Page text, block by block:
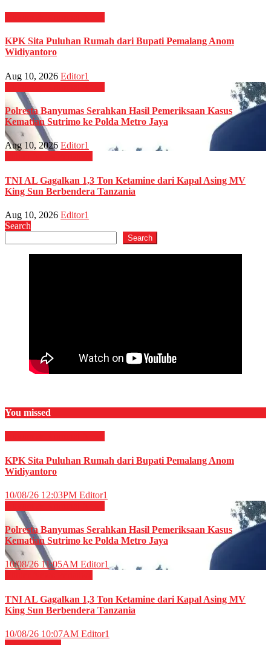
KPK Sita Puluhan Rumah dari Bupati Pemalang Anom
Widiyantoro
Aug 10, 2026 Editor1
Polresta Banyumas Serahkan Hasil Pemeriksaan Kasus
Kematian Sutrimo ke Polda Metro Jaya
Aug 10, 2026 Editor1
TNI AL Gagalkan 1,3 Ton Ketamine dari Kapal Asing MV
King Sun Berbendera Tanzania
Aug 10, 2026 Editor1
Search
Search
You missed
KPK Sita Puluhan Rumah dari Bupati Pemalang Anom
Widiyantoro
10/08/26 12:03PM Editor1
Polresta Banyumas Serahkan Hasil Pemeriksaan Kasus
Kematian Sutrimo ke Polda Metro Jaya
10/08/26 11:05AM Editor1
TNI AL Gagalkan 1,3 Ton Ketamine dari Kapal Asing MV
King Sun Berbendera Tanzania
10/08/26 10:07AM Editor1